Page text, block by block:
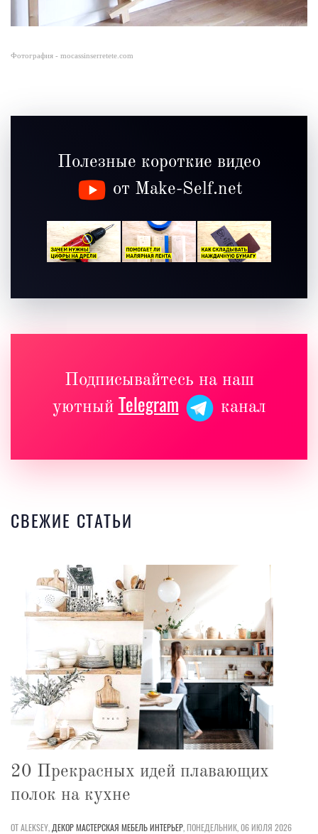
Фотография - mocassinserretete.com
Полезные короткие видео
от Make-Self.net
Подписывайтесь на наш
уютный Telegram канал
СВЕЖИЕ СТАТЬИ
20 Прекрасных идей плавающих
полок на кухне
ОТ ALEKSEY, ДЕКОРМАСТЕРСКАЯ МЕБЕЛЬИНТЕРЬЕР,ПОНЕДЕЛЬНИК, 06 ИЮЛЯ 2026